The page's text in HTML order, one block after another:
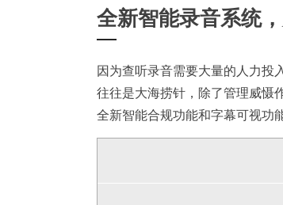
全新智能录音系统
因为查听录音需要大量的人力投
往往是大海捞针，除了管理威慑
全新智能合规功能和字幕可视功